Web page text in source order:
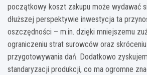
początkowy koszt zakupu może wydawać
dłuższej perspektywie inwestycja ta
oszczędności – m.in. dzięki mniejszemu
ograniczeniu strat surowców oraz
przygotowywania dań. Dodatkowo
standaryzacji produkcji, co ma ogromne